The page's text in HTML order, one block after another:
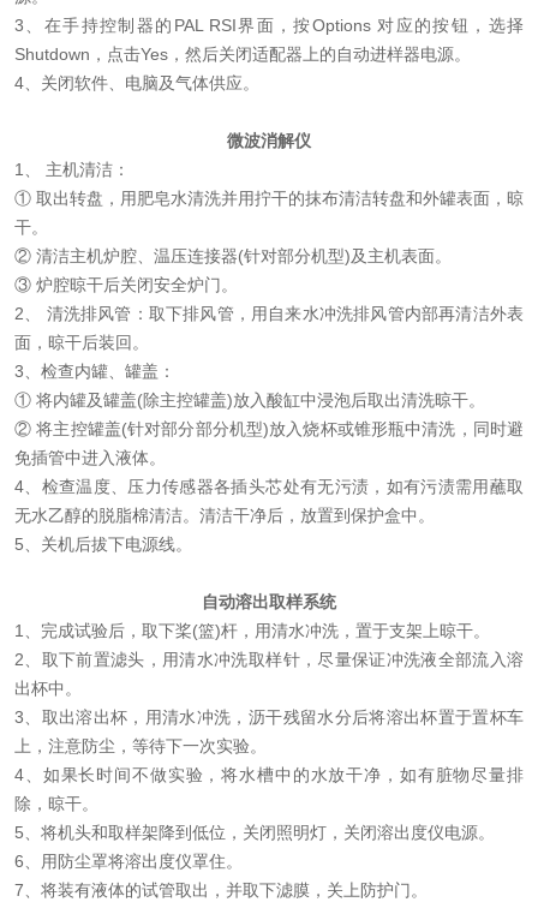
3、在手持控制器的PAL RSI界面，按Options 对应的按钮，选择
Shutdown ，点击Yes，然后关闭适配器上的自动进样器电源。
4、 关闭软件、电脑及气体供应。
微波消解仪
1、 主机清洁：
① 取出转盘，用肥皂水清洗并用拧干的抹布清洁转盘和外罐表面 ，晾
干。
② 清洁主机炉腔、温压连接器(针对部分机型)及主机表面。
③ 炉腔晾干后关闭安全炉门。
2、 清洗排风管：取下排风管，用自来水冲洗排风管内部再清洁外表
面， 晾干后装回。
3、检查内罐、罐盖：
① 将内罐及罐盖(除主控罐盖)放入酸缸中浸泡后取出清洗晾干。
② 将主控罐盖(针对部分部分机型)放入烧杯或锥形瓶中清洗，同时避
免插管中进入液体。
4、检查温度、压力传感器各插头芯处有无污渍，如有污渍需用蘸取
无水乙醇的脱脂棉清洁。清洁干净后，放置到保护盒中。
5、关机后拔下电源线。
自动溶出取样系统
1、完成试验后，取下桨(篮)杆，用清水冲洗，置于支架上晾干。
2、取下前置滤头，用清水冲洗取样针， 尽量保证冲洗液全部流入溶
出杯中。
3、取出溶出杯，用清水冲洗，沥干残留水分后将溶出杯置于置杯车
上， 注意防尘 ，等待下一次实验。
4、如果长时间不做实验，将水槽中的水放干净， 如有脏物尽量排
除 ，晾干。
5、将机头和取样架降到低位，关闭照明灯，关闭溶出度仪电源。
6、用防尘罩将溶出度仪罩住。
7、将装有液体的试管取出，并取下滤膜，关上防护门。